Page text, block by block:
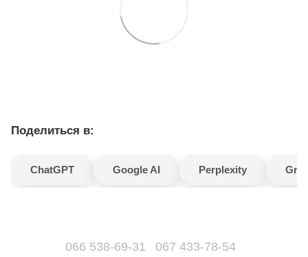
Поделиться в:
ChatGPT Google AI Perplexity
066 538-69-31 067 433-78-54